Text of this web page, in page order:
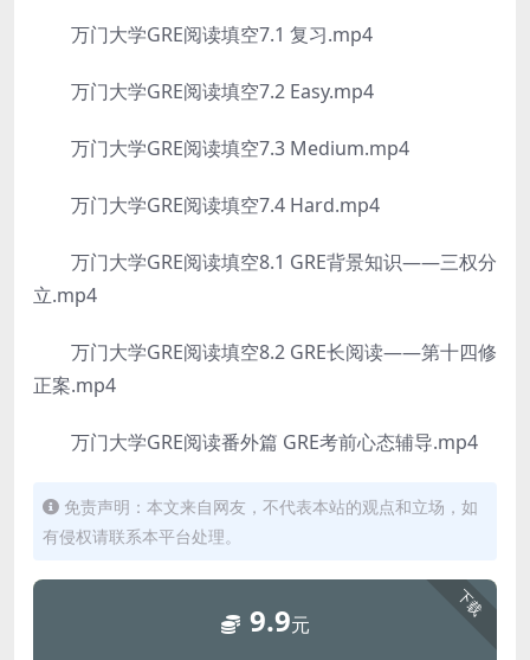
万门大学GRE阅读填空7.1 复习.mp4
万门大学GRE阅读填空7.2 Easy.mp4
万门大学GRE阅读填空7.3 Medium.mp4
万门大学GRE阅读填空7.4 Hard.mp4
万门大学GRE阅读填空8.1 GRE背景知识——三权分
立.mp4
万门大学GRE阅读填空8.2 GRE长阅读——第十四修
正案.mp4
万门大学GRE阅读番外篇 GRE考前心态辅导.mp4
免责声明：本文来自网友，不代表本站的观点和立场，如
有侵权请联系本平台处理。
下载
9.9元